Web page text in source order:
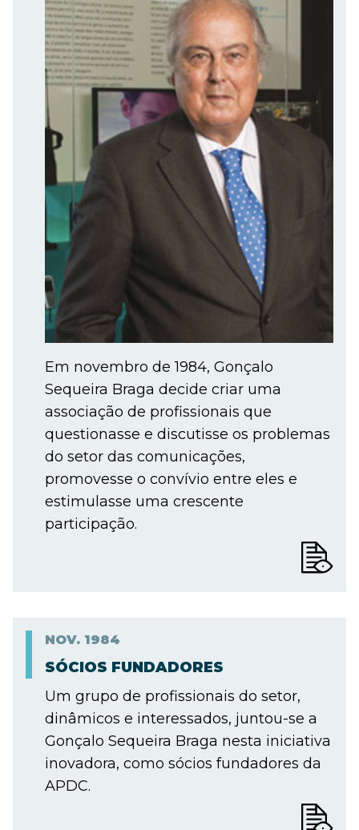
Em novembro de 1984, Gonçalo
Sequeira Braga decide criar uma
associação de profissionais que
questionasse e discutisse os problemas
do setor das comunicações,
promovesse o convívio entre eles e
estimulasse uma crescente
participação.
NOV. 1984
SÓCIOS FUNDADORES
Um grupo de profissionais do setor,
dinâmicos e interessados, juntou-se a
Gonçalo Sequeira Braga nesta iniciativa
inovadora, como sócios fundadores da
APDC.